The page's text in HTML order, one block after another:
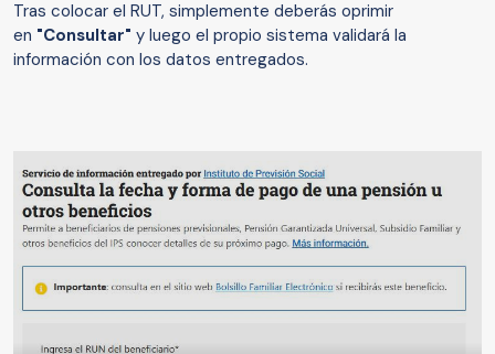
Tras colocar el RUT, simplemente deberás oprimir
en "Consultar" y luego el propio sistema validará la
información con los datos entregados.